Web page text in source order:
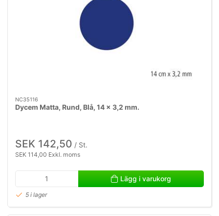
NC35116
Dycem Matta, Rund, Blå, 14 x 3,2 mm.
SEK 142,50 / St.
SEK 114,00 Exkl. moms
Lägg i varukorg
5 i lager